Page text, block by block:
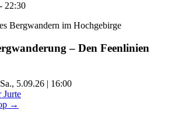
- 22:30
– Den Feenlinien
Sa., 5.09.26 | 16:00
Jurte
→